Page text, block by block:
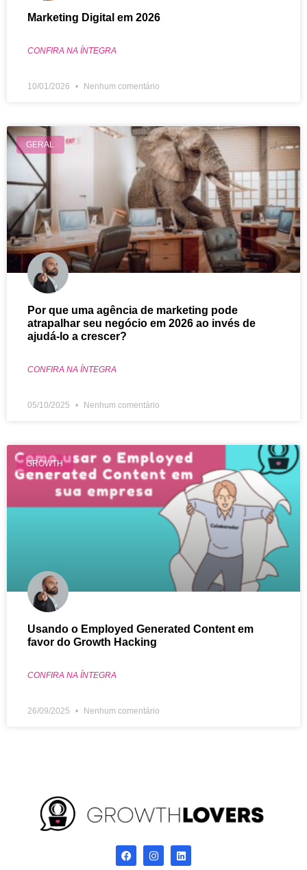
Marketing Digital em 2026
CONFIRA NA ÍNTEGRA
10/01/2026 Nenhum comentário
GERAL
Por que uma agência de marketing pode
atrapalhar seu negócio em 2026 ao invés de
ajudá-lo a crescer?
CONFIRA NA ÍNTEGRA
05/10/2025 Nenhum comentário
GROWTH
Usando o Employed Generated Content em
favor do Growth Hacking
CONFIRA NA ÍNTEGRA
26/09/2025 Nenhum comentário